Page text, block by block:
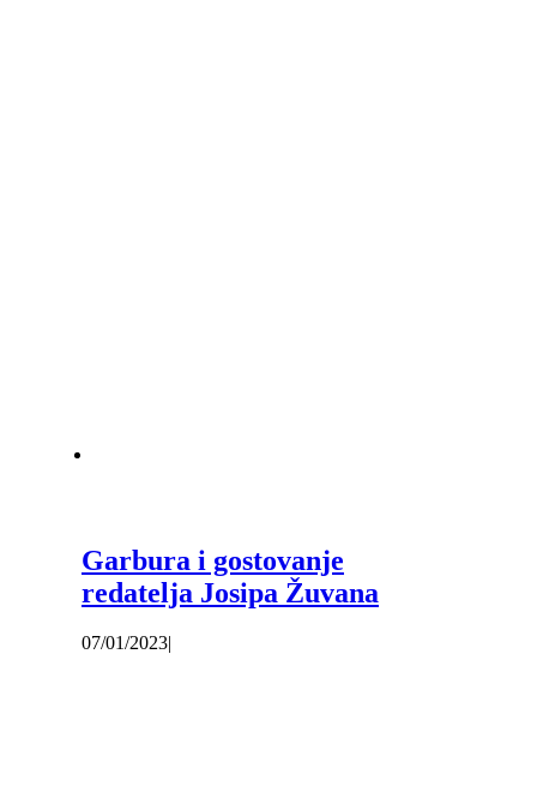
Garbura i gostovanje
redatelja Josipa Žuvana
07/01/2023|